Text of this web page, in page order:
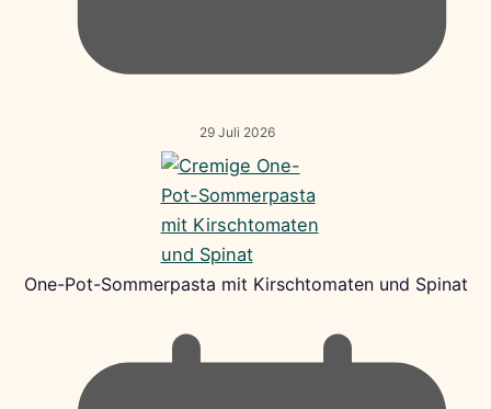
29 Juli 2026
One-Pot-Sommerpasta mit Kirschtomaten und Spinat